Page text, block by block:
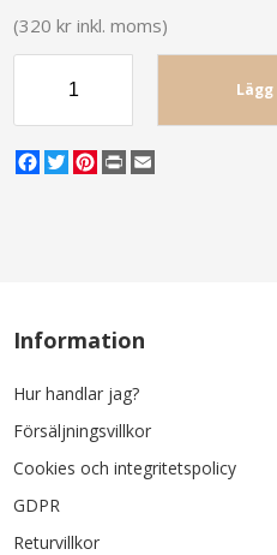
(320 kr inkl. moms)
Facebook
TwitterPinterest
Print
Information
Hur handlar jag?
Försäljningsvillkor
Cookies och integritetspolicy
GDPR
Returvillkor